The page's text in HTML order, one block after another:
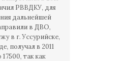
РВВДКУ, для
дальнейшей
в ДВО,
в г. Уссурийске,
получал в 2011
17500, так как